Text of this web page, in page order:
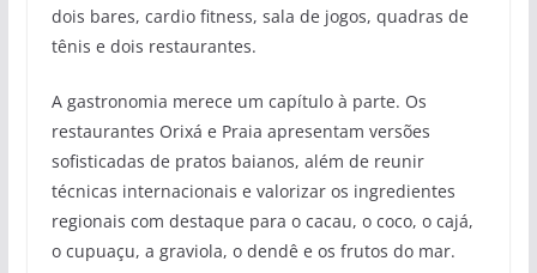
dois bares, cardio fitness, sala de jogos, quadras de
tênis e dois restaurantes.
A gastronomia merece um capítulo à parte. Os
restaurantes Orixá e Praia apresentam versões
sofisticadas de pratos baianos, além de reunir
técnicas internacionais e valorizar os ingredientes
regionais com destaque para o cacau, o coco, o cajá,
o cupuaçu, a graviola, o dendê e os frutos do mar.